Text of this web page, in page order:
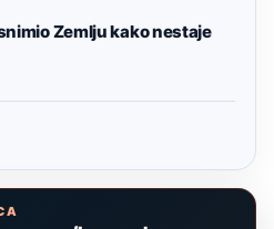
Zemlju kako nestaje